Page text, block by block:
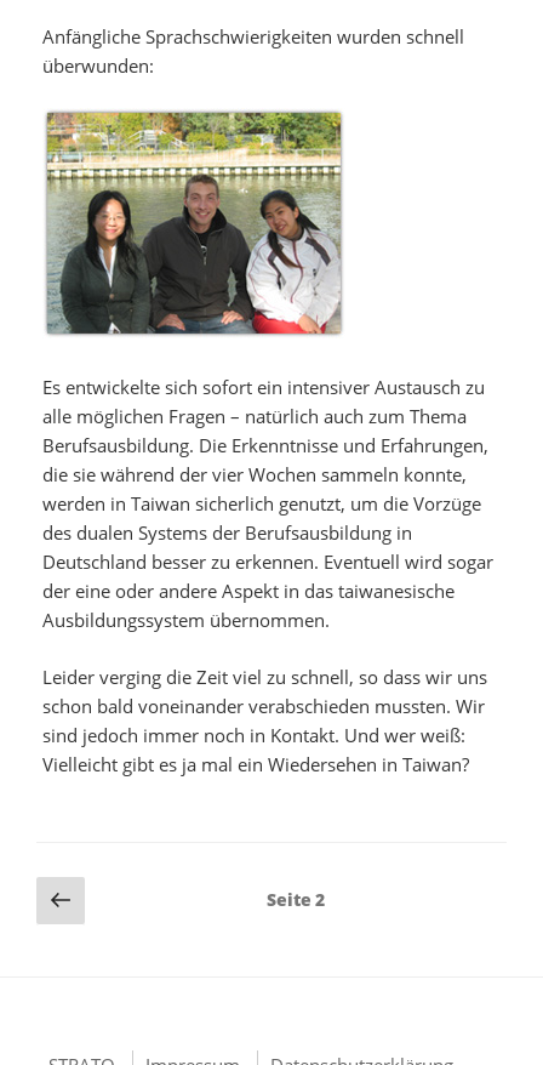
Anfängliche Sprachschwierigkeiten wurden schnell
überwunden:
Es entwickelte sich sofort ein intensiver Austausch zu
alle möglichen Fragen – natürlich auch zum Thema
Berufsausbildung. Die Erkenntnisse und Erfahrungen,
die sie während der vier Wochen sammeln konnte,
werden in Taiwan sicherlich genutzt, um die Vorzüge
des dualen Systems der Berufsausbildung in
Deutschland besser zu erkennen. Eventuell wird sogar
der eine oder andere Aspekt in das taiwanesische
Ausbildungssystem übernommen.
Leider verging die Zeit viel zu schnell, so dass wir uns
schon bald voneinander verabschieden mussten. Wir
sind jedoch immer noch in Kontakt. Und wer weiß:
Vielleicht gibt es ja mal ein Wiedersehen in Taiwan?
Seitennummerierung
der
Vorherige
Seite
Seite2